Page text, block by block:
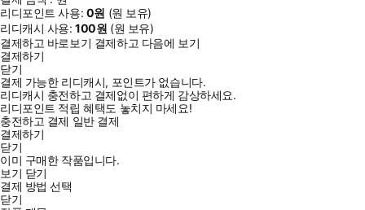
리디포인트 사용: 0원 (원 보유)
리디캐시 사용:100원 (원 보유)
결제하고 바로보기 결제하고 다음에 보기
결제하기
닫기
결제 가능한 리디캐시, 포인트가 없습니다.
리디캐시 충전하고 결제없이 편하게 감상하세요.
리디포인트 적립 혜택도 놓치지 마세요!
충전하고 결제 일반 결제
결제하기
닫기
이미 구매한 작품입니다.
보기 닫기
결제 방법 선택
닫기